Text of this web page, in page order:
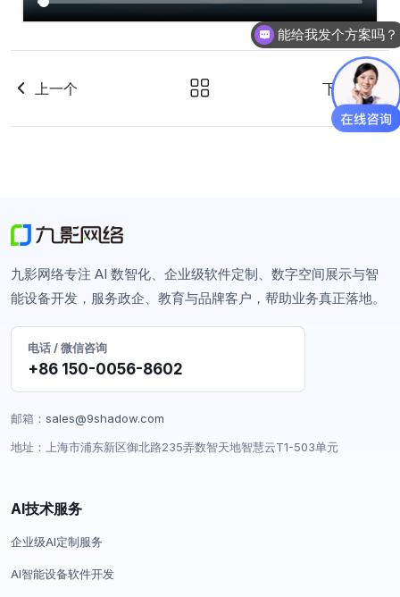
上一个 下一个
九影网络专注 AI 数智化、企业级软件定制、数字空间展示与智
能设备开发，服务政企、教育与品牌客户，帮助业务真正落地。
电话 / 微信咨询
+86 150-0056-8602
邮箱： sales@9shadow.com
地址：上海市浦东新区御北路235弄数智天地智慧云T1-503单元
AI技术服务
企业级AI定制服务
AI智能设备软件开发
能给我发个方案吗？